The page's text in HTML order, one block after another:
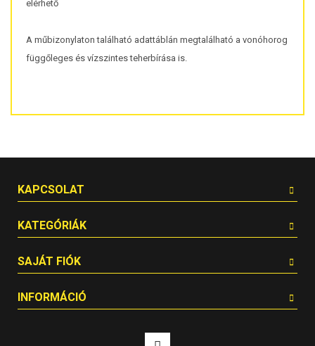
elérhető
A műbizonylaton található adattáblán megtalálható a vonóhorog
függőleges és vízszintes teherbírása is.
KAPCSOLAT
KATEGÓRIÁK
SAJÁT FIÓK
INFORMÁCIÓ